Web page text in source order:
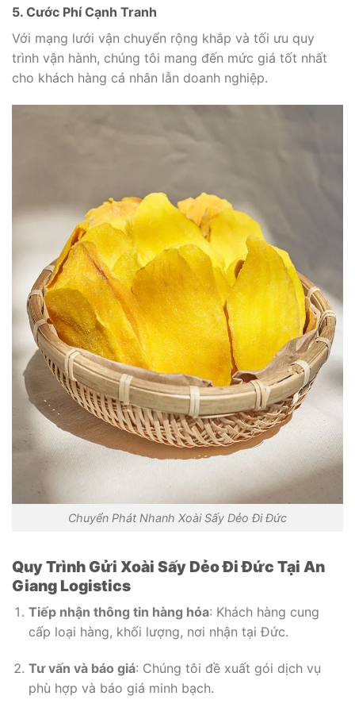
5. Cước Phí Cạnh Tranh
Với mạng lưới vận chuyển rộng khắp và tối ưu quy
trình vận hành, chúng tôi mang đến mức giá tốt nhất
cho khách hàng cá nhân lẫn doanh nghiệp.
Chuyển Phát Nhanh Xoài Sấy Dẻo Đi Đức
Quy Trình Gửi Xoài Sấy Dẻo Đi Đức Tại An
Giang Logistics
Tiếp nhận thông tin hàng hóa: Khách hàng cung
cấp loại hàng, khối lượng, nơi nhận tại Đức.
Tư vấn và báo giá: Chúng tôi đề xuất gói dịch vụ
phù hợp và báo giá minh bạch.